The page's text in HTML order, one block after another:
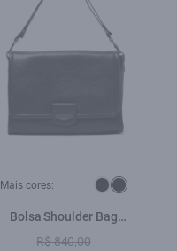
Mais cores:
Bolsa Shoulder Bag
Megan Ellus Preto
R$ 840,00